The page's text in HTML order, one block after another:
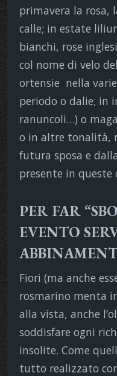
primavera la rosa,
calle; in estate
bianchi, rose
col nome di velo
ortensie nella
periodo o dalie; in
ranuncoli…) o
o in altre tonalità,
futura sposa e
presente in queste
PER FAR
EVENTO
Fiori (ma anche
rosmarino menta
alla vista, anche
soddisfare ogni
insolite. Come
tutto realizzato